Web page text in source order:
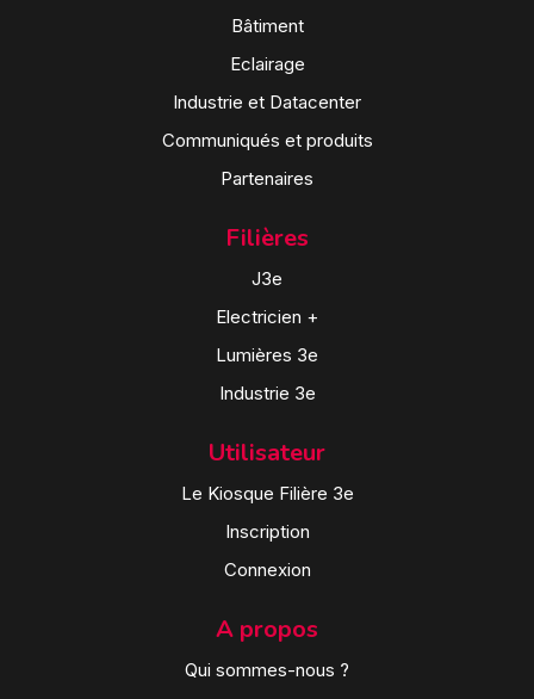
Bâtiment
Eclairage
Industrie et Datacenter
Communiqués et produits
Partenaires
Filières
J3e
Electricien +
Lumières 3e
Industrie 3e
Utilisateur
Le Kiosque Filière 3e
Inscription
Connexion
A propos
Qui sommes-nous ?